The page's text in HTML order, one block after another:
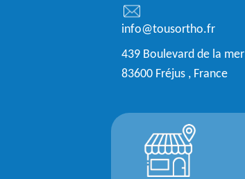
info@tousortho.fr
439 Boulevard de la mer
83600 Fréjus , France